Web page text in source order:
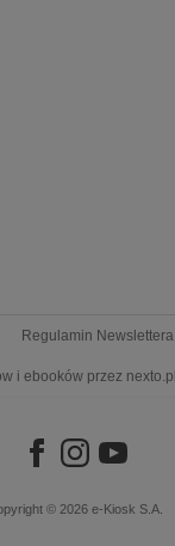
Regulamin Newslettera
i ebooków przez nexto.pl
© 2026 e-Kiosk S.A.